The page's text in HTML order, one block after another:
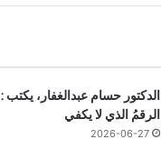
الدكتور حسام عبدالغفار، يكتب :
الرقمُ الذي لا يكفي
2026-06-27